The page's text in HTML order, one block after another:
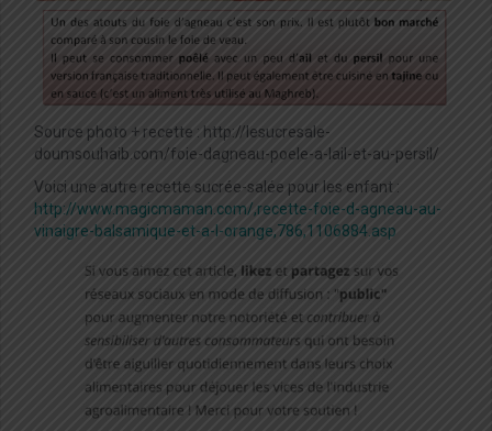
Source photo + recette : http://lesucresale-
doumsouhaib.com/foie-dagneau-poele-a-lail-et-au-persil/
Voici une autre recette sucrée-salée pour les enfant :
http://www.magicmaman.com/,recette-foie-d-agneau-au-
vinaigre-balsamique-et-a-l-orange,786,1106884.asp